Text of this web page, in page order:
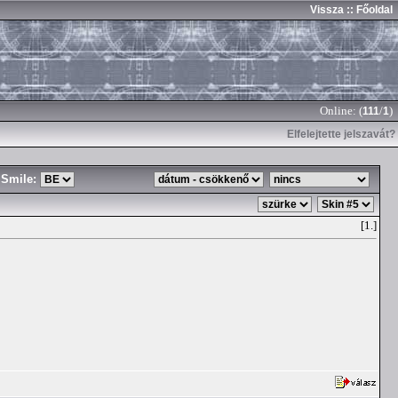
Vissza :: Főoldal
Online: (111/1)
Elfelejtette jelszavát?
Smile:
[1.]